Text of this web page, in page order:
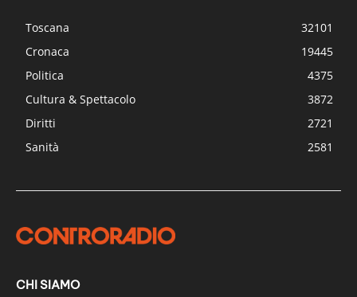
Toscana
32101
Cronaca
19445
Politica
4375
Cultura & Spettacolo
3872
Diritti
2721
Sanità
2581
CHI SIAMO